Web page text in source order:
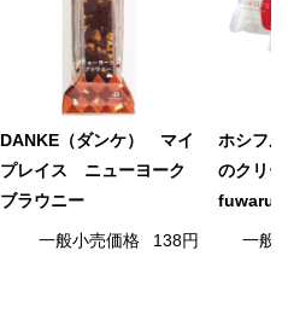
DANKE（ダンケ） マイ
プレイス ニューヨーク
ブラウニー
一般小売価格 138円
ホシフ
のクリ
fuwaru
一般